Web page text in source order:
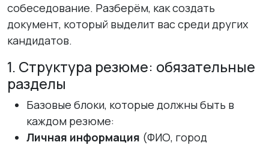
собеседование. Разберём, как создать
документ, который выделит вас среди других
кандидатов.
1. Структура резюме: обязательные
разделы
Базовые блоки, которые должны быть в
каждом резюме:
Личная информация (ФИО, город